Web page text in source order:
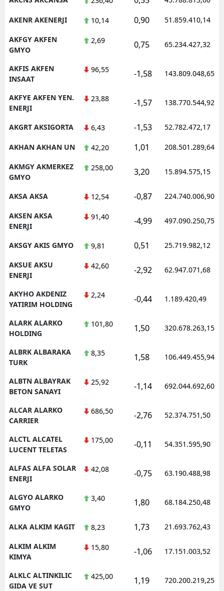
AKENR AKENERJI 10,14 0,90 51.859.410,14
AKFGY AKFEN
GMYO
2,69 0,75 65.234.427,32
AKFIS AKFEN
INSAAT
96,55 -1,58 143.809.048,65
AKFYE AKFEN YEN.
ENERJI
23,88 -1,57 138.770.544,92
AKGRT AKSIGORTA 6,43 -1,53 52.782.472,17
AKHAN AKHAN UN 42,20 1,01 208.501.289,64
AKMGY AKMERKEZ
GMYO
258,00 3,20 15.894.575,15
AKSA AKSA 12,54 -0,87 224.740.006,90
AKSEN AKSA
ENERJI
91,40 -4,99 497.090.250,75
AKSGY AKIS GMYO 9,81 0,51 25.719.982,12
AKSUE AKSU
ENERJI
42,60 -2,92 62.947.071,68
AKYHO AKDENIZ
YATIRIM HOLDING
2,24 -0,44 1.189.420,49
ALARK ALARKO
HOLDING
101,80 1,50 320.678.263,15
ALBRK ALBARAKA
TURK
8,35 1,58 106.449.455,94
ALBTN ALBAYRAK
BETON SANAYI
25,92 -1,14 692.044.692,60
ALCAR ALARKO
CARRIER
686,50 -2,76 52.374.751,50
ALCTL ALCATEL
LUCENT TELETAS
175,00 -0,11 54.351.595,90
ALFAS ALFA SOLAR
ENERJI
42,08 -0,75 63.190.488,98
ALGYO ALARKO
GMYO
3,40 1,80 68.184.250,48
ALKA ALKIM KAGIT 8,23 1,73 21.693.762,43
ALKIM ALKIM
KIMYA
15,80 -1,06 17.151.003,52
ALKLC ALTINKILIC
GIDA VE SUT
425,00 1,19 720.200.219,25